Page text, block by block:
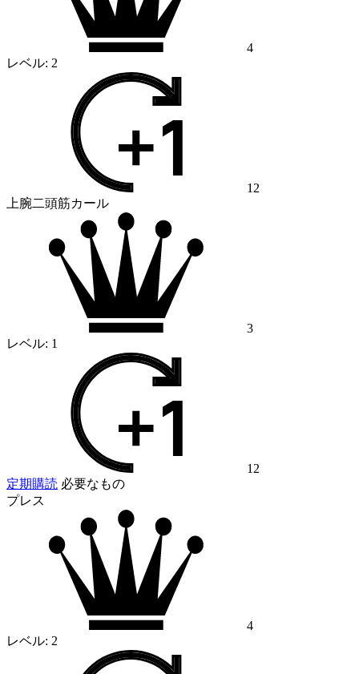
4
レベル: 2
12
上腕二頭筋カール
3
レベル: 1
12
定期購読 必要なもの
プレス
4
レベル: 2